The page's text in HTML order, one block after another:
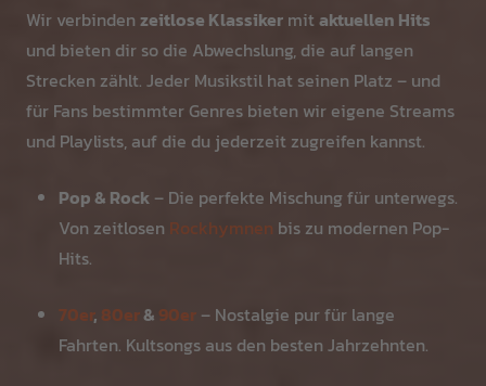
Wir verbinden zeitlose Klassiker mit aktuellen Hits
und bieten dir so die Abwechslung, die auf langen
Strecken zählt. Jeder Musikstil hat seinen Platz – und
für Fans bestimmter Genres bieten wir eigene Streams
und Playlists, auf die du jederzeit zugreifen kannst.
Pop & Rock – Die perfekte Mischung für unterwegs.
Von zeitlosen Rockhymnen bis zu modernen Pop-
Hits.
70er, 80er& 90er – Nostalgie pur für lange
Fahrten. Kultsongs aus den besten Jahrzehnten.